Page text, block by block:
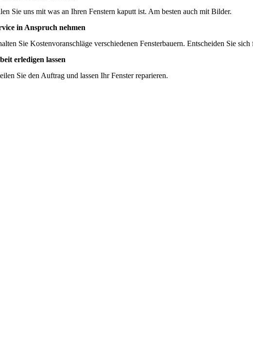
Sie uns mit was an Ihren Fenstern kaputt ist. Am besten auch mit Bilder.
in Anspruch nehmen
Sie Kostenvoranschläge verschiedenen Fensterbauern. Entscheiden Sie sich
erledigen lassen
Sie den Auftrag und lassen Ihr Fenster reparieren.